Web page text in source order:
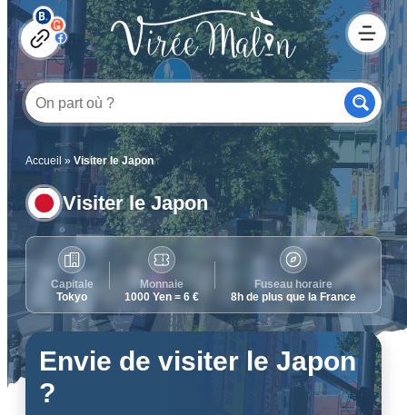
Accueil » Visiter le Japon
Visiter le Japon
Capitale
Tokyo
Monnaie
1000 Yen = 6 €
Fuseau horaire
8h de plus que la France
Envie de visiter le Japon
?